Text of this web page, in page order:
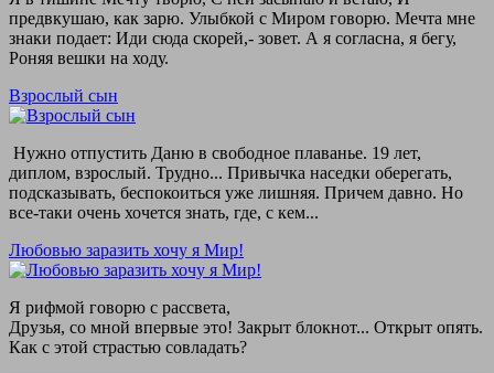
предвкушаю, как зарю. Улыбкой с Миром говорю. Мечта мне
знаки подает: Иди сюда скорей,- зовет. А я согласна, я бегу,
Роняя вешки на ходу.
Взрослый сын
Нужно отпустить Даню в свободное плаванье. 19 лет,
диплом, взрослый. Трудно... Привычка наседки оберегать,
подсказывать, беспокоиться уже лишняя. Причем давно. Но
все-таки очень хочется знать, где, с кем...
Любовью заразить хочу я Мир!
Я рифмой говорю с рассвета,
Друзья, со мной впервые это! Закрыт блокнот... Открыт опять.
Как с этой страстью совладать?